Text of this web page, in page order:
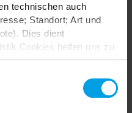
technischen auch
Standort; Art und
Dies dient
Cookies helfen uns zu
auszuwerten.
Ihnen personalisierte
Erhabenheit.